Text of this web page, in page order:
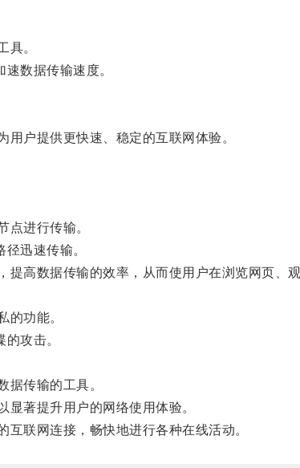
。
数据传输速度。
户提供更快速、稳定的互联网体验。
进行传输。
迅速传输。
高数据传输的效率，从而使用户在浏览网页、
功能。
攻击。
传输的工具。
著提升用户的网络使用体验。
联网连接，畅快地进行各种在线活动。